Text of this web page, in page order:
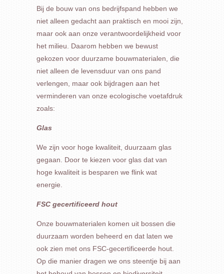
Bij de bouw van ons bedrijfspand hebben we
niet alleen gedacht aan praktisch en mooi zijn,
maar ook aan onze verantwoordelijkheid voor
het milieu. Daarom hebben we bewust
gekozen voor duurzame bouwmaterialen, die
niet alleen de levensduur van ons pand
verlengen, maar ook bijdragen aan het
verminderen van onze ecologische voetafdruk
zoals:
Glas
We zijn voor hoge kwaliteit, duurzaam glas
gegaan. Door te kiezen voor glas dat van
hoge kwaliteit is besparen we flink wat
energie.
FSC gecertificeerd hout
Onze bouwmaterialen komen uit bossen die
duurzaam worden beheerd en dat laten we
ook zien met ons FSC-gecertificeerde hout.
Op die manier dragen we ons steentje bij aan